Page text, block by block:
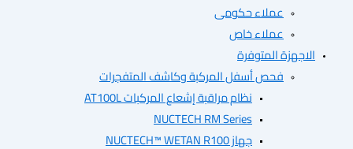
عملاء حكومى
عملاء خاص
المتوفرة
فحص أسفل المركبة وكاشف المتفجرات
نظام مراقبة إشعاع المركبات AT100L
NUCTECH RM Series